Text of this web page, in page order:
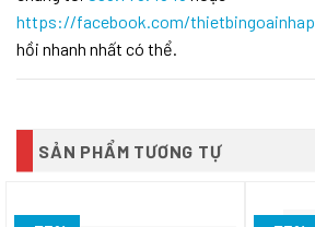
https://facebook.com/thietbingoainhap
hồi nhanh nhất có thể.
SẢN PHẨM TƯƠNG TỰ